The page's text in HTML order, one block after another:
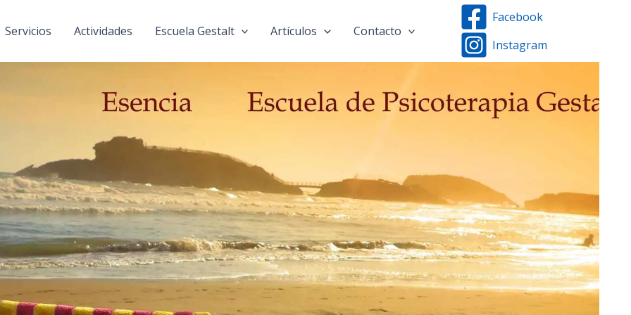
Servicios Actividades Escuela Gestalt Artículos Contacto
Facebook
Instagram